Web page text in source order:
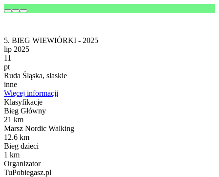
5. BIEG WIEWIÓRKI - 2025
lip 2025
11
pt
Ruda Śląska, slaskie
inne
Więcej informacji
Klasyfikacje
Bieg Główny
21 km
Marsz Nordic Walking
12.6 km
Bieg dzieci
1 km
Organizator
TuPobiegasz.pl